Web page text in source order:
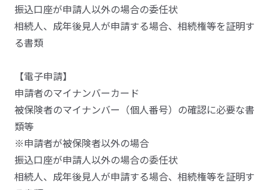
振込口座が申請人以外の場合の委任状
相続人、成年後見人が申請する場合、相続権等を証明す
る書類
【電子申請】
申請者のマイナンバーカード
被保険者のマイナンバー（個人番号）の確認に必要な書
類等
※申請者が被保険者以外の場合
振込口座が申請人以外の場合の委任状
相続人、成年後見人が申請する場合、相続権等を証明す